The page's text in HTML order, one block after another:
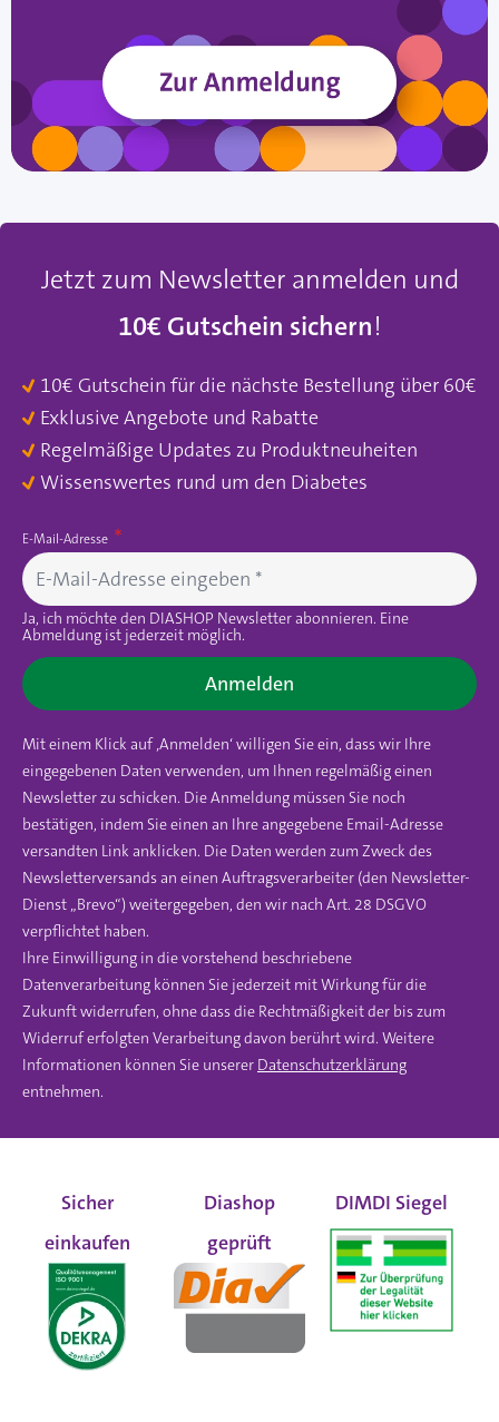
Jetzt zum Newsletter anmelden und
10€ Gutschein sichern!
10€ Gutschein für die nächste Bestellung über 60€
Exklusive Angebote und Rabatte
Regelmäßige Updates zu Produktneuheiten
Wissenswertes rund um den Diabetes
E-Mail-Adresse
Ja, ich möchte den DIASHOP Newsletter abonnieren. Eine
Abmeldung ist jederzeit möglich.
Anmelden
Mit einem Klick auf ‚Anmelden‘ willigen Sie ein, dass wir Ihre
eingegebenen Daten verwenden, um Ihnen regelmäßig einen
Newsletter zu schicken. Die Anmeldung müssen Sie noch
bestätigen, indem Sie einen an Ihre angegebene Email-Adresse
versandten Link anklicken. Die Daten werden zum Zweck des
Newsletterversands an einen Auftragsverarbeiter (den Newsletter-
Dienst „Brevo“) weitergegeben, den wir nach Art. 28 DSGVO
verpflichtet haben.
Ihre Einwilligung in die vorstehend beschriebene
Datenverarbeitung können Sie jederzeit mit Wirkung für die
Zukunft widerrufen, ohne dass die Rechtmäßigkeit der bis zum
Widerruf erfolgten Verarbeitung davon berührt wird. Weitere
Informationen können Sie unserer Datenschutzerklärung
entnehmen.
Sicher
einkaufen
Diashop
geprüft
DIMDI Siegel